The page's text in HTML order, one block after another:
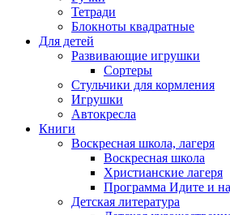
Тетради
Блокноты квадратные
Для детей
Развивающие игрушки
Сортеры
Стульчики для кормления
Игрушки
Автокресла
Книги
Воскресная школа, лагеря
Воскресная школа
Христианские лагеря
Программа Идите и
Детская литература